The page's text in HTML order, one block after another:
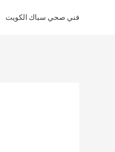
فني صحي سباك الكويت